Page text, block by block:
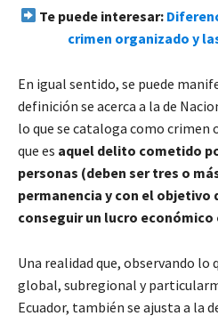
Te puede interesar:
crimen organizado y
En igual sentido, se puede
definición se acerca a la de
lo que se cataloga como crimen
que es aquel delito cometido
personas (deben ser tres o
permanencia y con el
conseguir un lucro
Una realidad que, observando lo
global, subregional y
Ecuador, también se ajusta a la